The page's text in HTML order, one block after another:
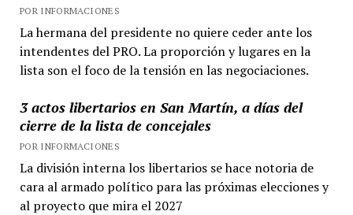
POR INFORMACIONES
La hermana del presidente no quiere ceder ante los
intendentes del PRO. La proporción y lugares en la
lista son el foco de la tensión en las negociaciones.
3 actos libertarios en San Martín, a días del
cierre de la lista de concejales
POR INFORMACIONES
La división interna los libertarios se hace notoria de
cara al armado político para las próximas elecciones y
al proyecto que mira el 2027